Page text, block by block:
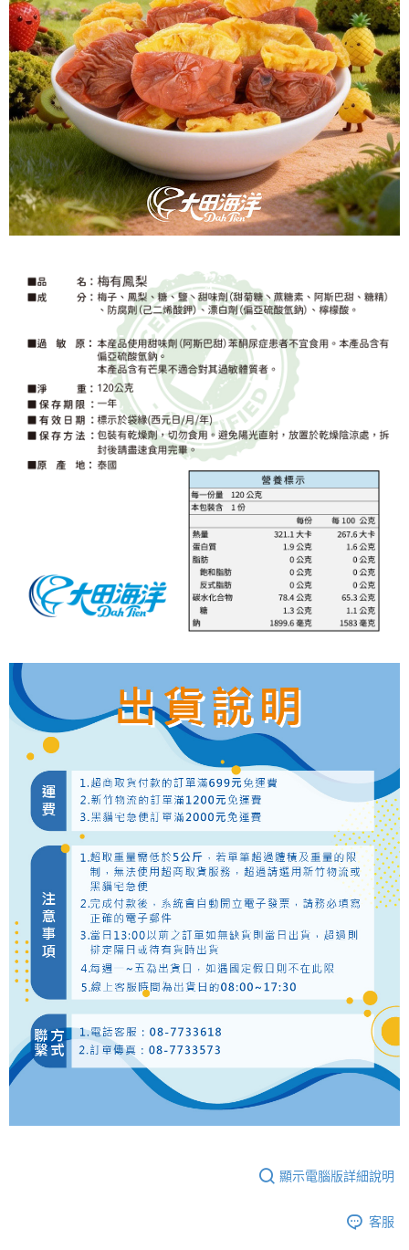
顯示電腦版詳細說明
客服